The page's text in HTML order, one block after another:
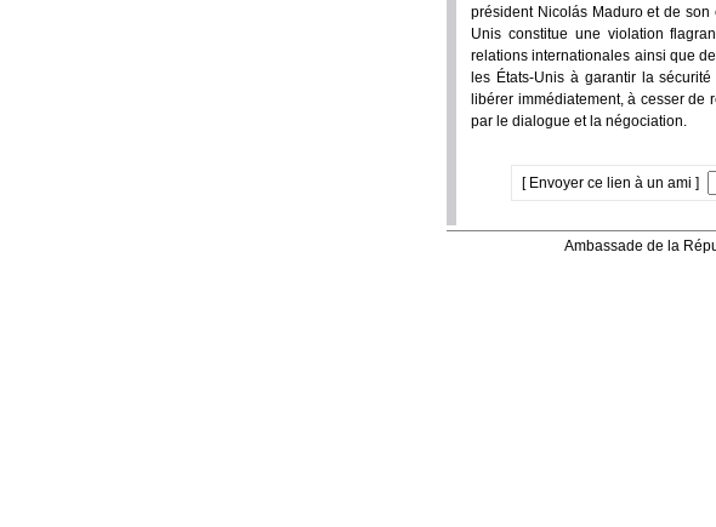
président Nicolás Maduro et de
Unis constitue une violation
relations internationales ainsi que
les États-Unis à garantir la
libérer immédiatement, à cesser
par le dialogue et la négociation.
[ Envoyer ce lien à un ami ]
Ambassade de la